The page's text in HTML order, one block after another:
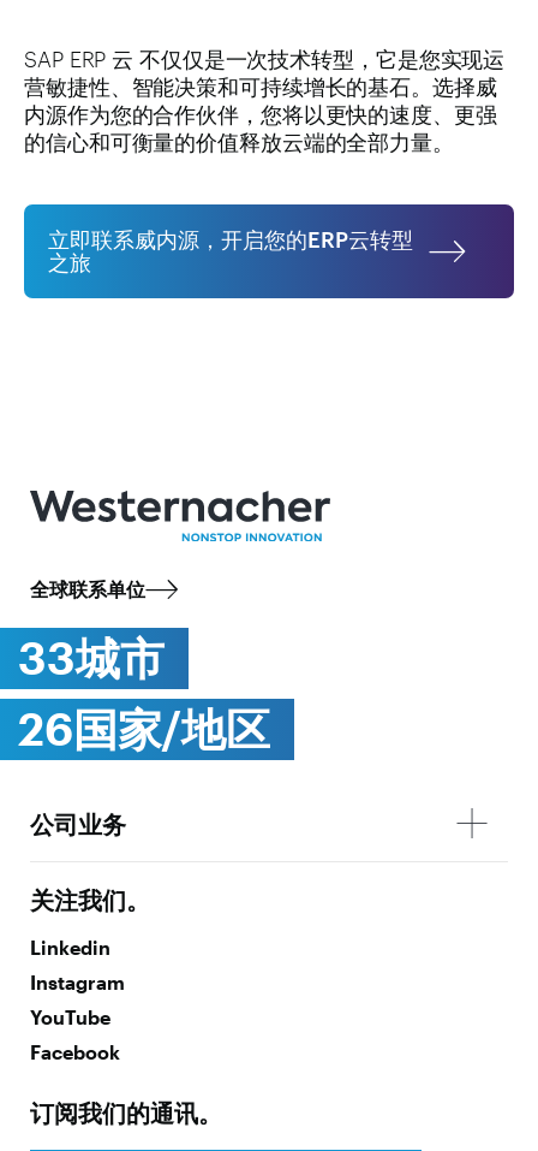
SAP ERP 云 不仅仅是一次技术转型，它是您实现运
营敏捷性、智能决策和可持续增长的基石。选择威
内源作为您的合作伙伴，您将以更快的速度、更强
的信心和可衡量的价值释放云端的全部力量。
立即联系威内源，开启您的ERP云转型
之旅
全球联系单位
33城市
26国家/地区
公司业务
关注我们。
Linkedin
Instagram
YouTube
Facebook
订阅我们的通讯。